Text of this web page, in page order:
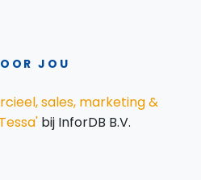
JOU
sales, marketing &
bij InforDB B.V.